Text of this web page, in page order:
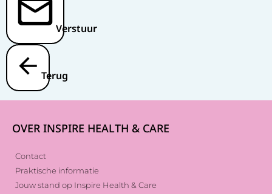
Verstuur
Terug
OVER INSPIRE HEALTH & CARE
Contact
Praktische informatie
Jouw stand op Inspire Health & Care